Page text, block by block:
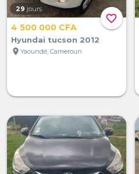
favorite_border
29 jours
4 500 000 CFA
Hyundai tucson 2012
location_on Yaoundé, Cameroun